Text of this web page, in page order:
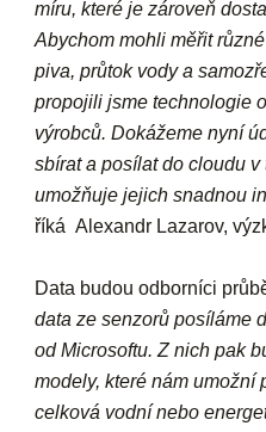
míru, které je zároveň
Abychom mohli měřit
piva, průtok vody a
propojili jsme technologie
výrobců. Dokážeme nyní
sbírat a posílat do cloudu v
umožňuje jejich snadnou
říká Alexandr Lazarov,
Data budou odborníci
data ze senzorů posíláme
od Microsoftu. Z nich pak
modely, které nám umožní
celková vodní nebo